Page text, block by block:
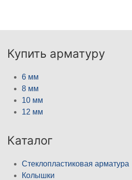
Купить арматуру
6 мм
8 мм
10 мм
12 мм
Каталог
Стеклопластиковая арматура
Колышки